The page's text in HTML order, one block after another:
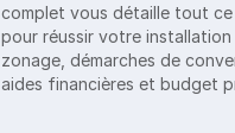
complet vous détaille tout
pour réussir votre installation
zonage, démarches de
aides financières et budget